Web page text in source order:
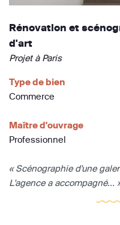
Rénovation et
d'art
Projet à Paris
Type de bien
Commerce
Maître d'ouvrage
Professionnel
« Scénographie d'une
L'agence a accompagné...